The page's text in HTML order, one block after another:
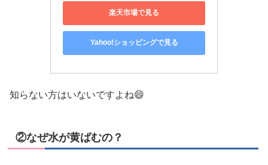
楽天市場で見る
Yahoo!ショッピングで見る
知らない方はいないですよね😄
②なぜ水が黄ばむの？